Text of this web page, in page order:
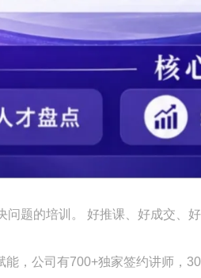
问题的培训。 好推课、好成交、
能，公司有700+独家签约讲师，